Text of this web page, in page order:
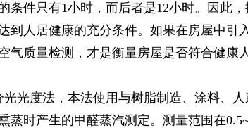
件只有1小时，而后者是12小时。因此
到人居健康的充分条件。如果在房屋中引
质量检测，才是衡量房屋是否符合健康
度法，本法使用与树脂制造、涂料、人
时产生的甲醛蒸汽测定。测量范围在